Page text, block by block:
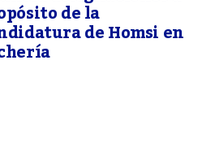
de la
de Homsi en